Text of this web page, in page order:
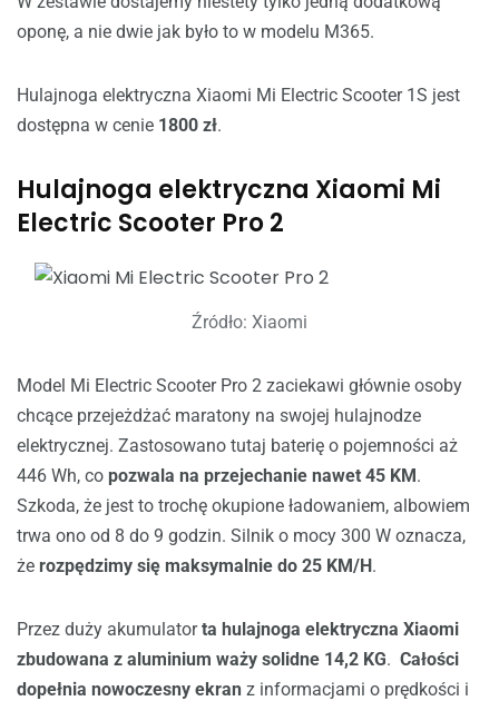
oponę, a nie dwie jak było to w modelu M365.
Hulajnoga elektryczna Xiaomi Mi Electric Scooter 1S jest
dostępna w cenie 1800 zł.
Hulajnoga elektryczna Xiaomi Mi
Electric Scooter Pro 2
Źródło: Xiaomi
Model Mi Electric Scooter Pro 2 zaciekawi głównie osoby
chcące przejeżdżać maratony na swojej hulajnodze
elektrycznej. Zastosowano tutaj baterię o pojemności aż
446 Wh, co pozwala na przejechanie nawet 45 KM.
Szkoda, że jest to trochę okupione ładowaniem, albowiem
trwa ono od 8 do 9 godzin. Silnik o mocy 300 W oznacza,
że rozpędzimy się maksymalnie do 25 KM/H.
Przez duży akumulatorta hulajnoga elektryczna Xiaomi
zbudowana z aluminium waży solidne 14,2 KG. Całości
dopełnia nowoczesny ekran z informacjami o prędkości i